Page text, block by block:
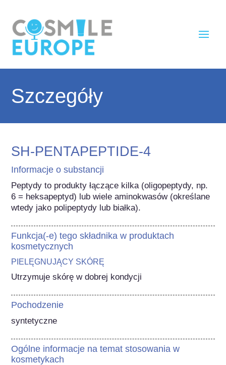
Szczegóły
SH-PENTAPEPTIDE-4
Informacje o substancji
Peptydy to produkty łączące kilka (oligopeptydy, np.
6 = heksapeptyd) lub wiele aminokwasów (określane
wtedy jako polipeptydy lub białka).
Funkcja(-e) tego składnika w produktach
kosmetycznych
PIELĘGNUJĄCY SKÓRĘ
Utrzymuje skórę w dobrej kondycji
Pochodzenie
syntetyczne
Ogólne informacje na temat stosowania w
kosmetykach